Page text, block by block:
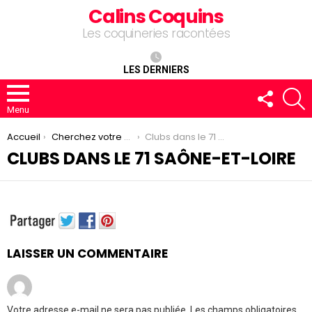
Calins Coquins
Les coquineries racontées
LES DERNIERS
Menu
FOLLOW
US
You are here:
Accueil Cherchez votre club Clubs dans le 71 Saône-et-Loire
CLUBS DANS LE 71 SAÔNE-ET-LOIRE
LAISSER UN COMMENTAIRE